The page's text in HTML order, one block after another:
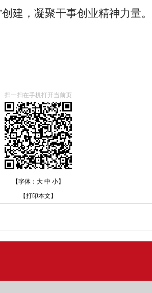
创建，凝聚干事创业精神力量。
扫一扫在手机打开当前页
【字体： 大 中 小】
【打印本文 】